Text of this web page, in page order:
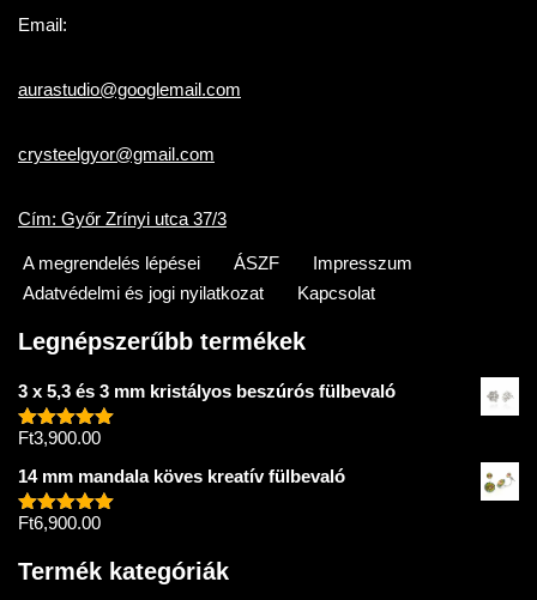
Email:
aurastudio@googlemail.com
crysteelgyor@gmail.com
Cím: Győr Zrínyi utca 37/3
A megrendelés lépései ÁSZF
Impresszum
Adatvédelmi és jogi nyilatkozat
Kapcsolat
Legnépszerűbb termékek
3 x 5,3 és 3 mm kristályos beszúrós fülbevaló
Értékelés:
Ft3,900.00
14 mm mandala köves kreatív fülbevaló
Értékelés:
Ft6,900.00
Termék kategóriák